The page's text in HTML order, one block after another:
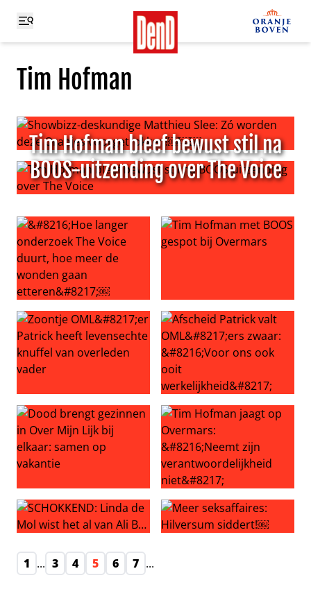
Tim Hofman
Showbizz-deskundige Matthieu Slee: Zó worden deze
Tim Hofman bleef bewust stil na
BOOS-uitzending over The Voice
‘Hoe langer onderzoek The Voice duurt, hoe meer de
Tim Hofman met BOOS
Zoontje OML’er Patrick heeft levensechte knuffel van
Afscheid Patrick valt
Dood brengt gezinnen in Over Mijn Lijk bij elkaar:
Tim Hofman jaagt op
1 ... 3 4 5 6 7 ...